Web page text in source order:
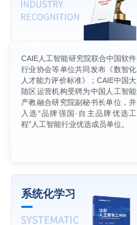
CAIE人工智能研究院联合中国软件
行业协会等单位共同发布《数智化
人才能力评价标准》；CAIE中国大
陆区运营机构受聘为中国人工智能
产教融合研究院副秘书长单位，并
入选“品牌强国·自主品牌优选工
程”人工智能行业优选成员单位。
系统化学习